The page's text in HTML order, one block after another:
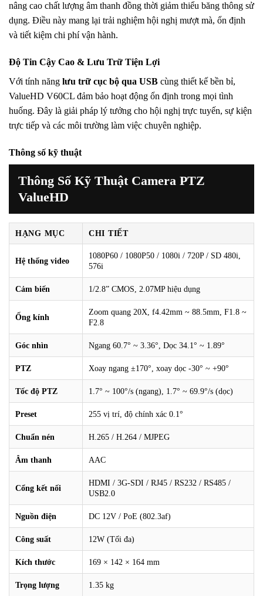
nâng cao chất lượng âm thanh đồng thời giảm thiểu băng thông sử
dụng. Điều này mang lại trải nghiệm hội nghị mượt mà, ổn định
và tiết kiệm chi phí vận hành.
Độ Tin Cậy Cao & Lưu Trữ Tiện Lợi
Với tính năng lưu trữ cục bộ qua USB cùng thiết kế bền bỉ,
ValueHD V60CL đảm bảo hoạt động ổn định trong mọi tình
huống. Đây là giải pháp lý tưởng cho hội nghị trực tuyến, sự kiện
trực tiếp và các môi trường làm việc chuyên nghiệp.
Thông số kỹ thuật
Thông Số Kỹ Thuật Camera PTZ
ValueHD
HẠNG MỤC CHI TIẾT
Hệ thống video
1080P60 / 1080P50 / 1080i / 720P / SD 480i,
576i
Cảm biến 1/2.8” CMOS, 2.07MP hiệu dụng
Ống kính
Zoom quang 20X, f4.42mm ~ 88.5mm, F1.8 ~
F2.8
Góc nhìn Ngang 60.7° ~ 3.36°, Dọc 34.1° ~ 1.89°
PTZ Xoay ngang ±170°, xoay dọc -30° ~ +90°
Tốc độ PTZ 1.7° ~ 100°/s (ngang), 1.7° ~ 69.9°/s (dọc)
Preset 255 vị trí, độ chính xác 0.1°
Chuẩn nén H.265 / H.264 / MJPEG
Âm thanh AAC
Cổng kết nối
HDMI / 3G-SDI / RJ45 / RS232 / RS485 /
USB2.0
Nguồn điện DC 12V / PoE (802.3af)
Công suất 12W (Tối đa)
Kích thước 169 × 142 × 164 mm
Trọng lượng 1.35 kg